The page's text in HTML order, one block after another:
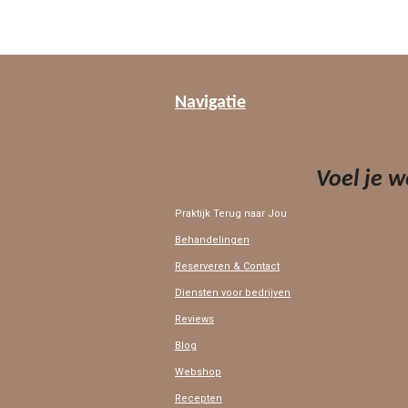
Navigatie
Voel je
Praktijk Terug naar Jou
Behandelingen
Reserveren & Contact
Diensten voor bedrijven
Reviews
Blog
Webshop
Recepten